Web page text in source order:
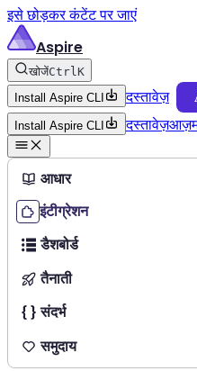
इसे छोड़कर कंटेंट पर जाएं
Aspire
खोजेंCtrlK
Install Aspire CLI
दस्तावेज़
Install Aspire CLI दस्तावेज़
आधार
इंटीग्रेशन
डैशबोर्ड
तैनाती
संदर्भ
समुदाय